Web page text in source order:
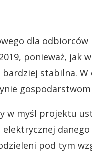
dla
ponieważ, jak
stabilna.
w myśl projektu
pod tym